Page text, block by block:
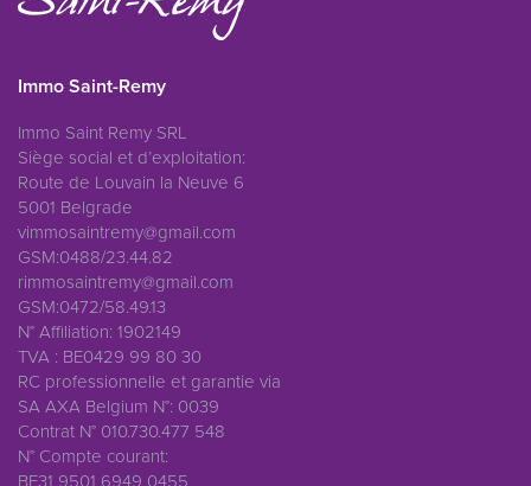
Immo Saint-Remy
Immo Saint Remy SRL
Siège social et d’exploitation:
Route de Louvain la Neuve 6
5001 Belgrade
vimmosaintremy@gmail.com
GSM:0488/23.44.82
rimmosaintremy@gmail.com
GSM:0472/58.49.13
N° Affiliation: 1902149
TVA : BE0429 99 80 30
RC professionnelle et garantie via
SA AXA Belgium N°: 0039
Contrat N° 010.730.477 548
N° Compte courant:
BE31 9501 6949 0455